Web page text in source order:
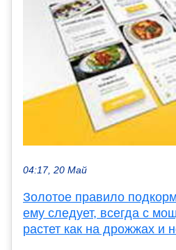
04:17, 20 Май
Золотое правило
ему следует, всегда с
растет как на дрожжах и